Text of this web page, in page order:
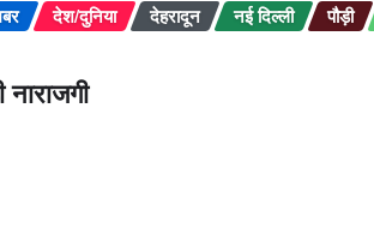
देश/दुनिया देहरादून नई दिल्ली पौड़ी